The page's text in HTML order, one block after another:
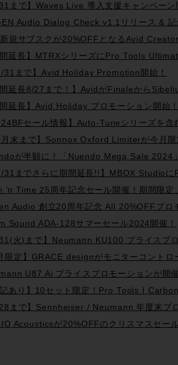
まで】Waves Live 導入支援キャンペーン
Audio Dialog Check v1.1リリース & 記
規サブスクが20%OFFとなるAvid
延長】MTRXシリーズにPro Tools
31まで】Avid Holiday Promotion開始！
延長8/27まで！】AvidがFinaleから
延長】Avid Holiday プロモーション開始
セール情報】Auto-Tuneシリーズを含
末まで】Sonnox Oxford Limiterが今月限
が半額に！「Nuendo Mega Sale 2024
31までさらに期間延長!!】MBOX Studioに
‘n Time 25周年記念セール開催！期間限定
Audio 創立20周年記念 All 20%OFFプロ
Sound ADA-128サマーセール2024開催！
火)まで】Neumann KU100 プライスプ
限定】GRACE designがモニターコントロ
U87 Ai プライスプロモーションが開催
あり】10セット限定！Pro Tools |
まで】Sennheiser / Neumann 年度末プ
Acousticsが20%OFFのクリスマスセール